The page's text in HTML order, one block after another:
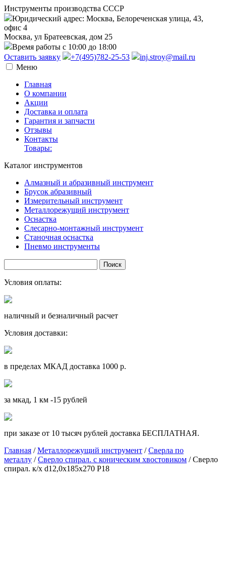
Инструменты производства СССР
Юридический адрес: Москва, Белореченская улица, 43,
офис 4
Москва, ул Братеевская, дом 25
Время работы с 10:00 до 18:00
Оставить заявку
+7(495)782-25-53
inj.stroy@mail.ru
Меню
Главная
О компании
Акции
Доставка и оплата
Гарантия и запчасти
Отзывы
Контакты
Товары:
Каталог инструментов
Алмазный и абразивный инструмент
Брусок абразивный
Измерительный инструмент
Металлорежущий инструмент
Оснастка
Слесарно-монтажный инструмент
Станочная оснастка
Пневмо инструменты
Условия оплаты:
наличный и безналичный расчет
Условия доставки:
в пределах МКАД доставка 1000 р.
за мкад, 1 км -15 рублей
при заказе от 10 тысяч рублей доставка БЕСПЛАТНАЯ.
Главная /Металлорежущий инструмент /Сверла по
металлу /Сверло спирал. с коническим хвостовиком / Сверло
спирал. к/х d12,0х185х270 Р18